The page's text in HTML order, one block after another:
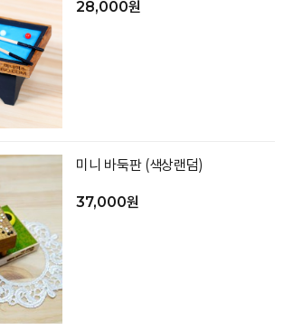
28,000원
미니 바둑판 (색상랜덤)
37,000원